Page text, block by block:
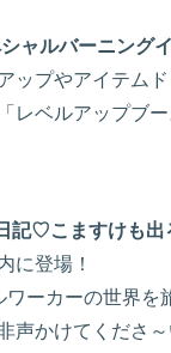
ャルバーニング
ップやアイテム
レベルアップブ
記♡こますけも出
に登場！
ーカーの世界を
声かけてくださ